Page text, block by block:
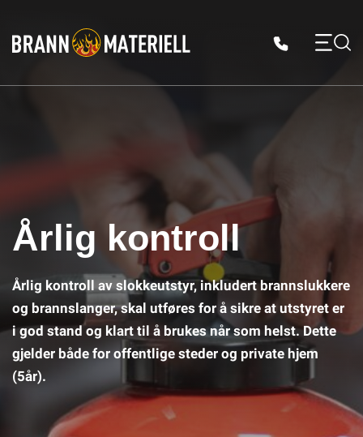
content
Årlig kontroll
Årlig kontroll av slokkeutstyr, inkludert brannslukkere
og brannslanger, skal utføres for å sikre at utstyret er
i god stand og klart til å brukes når som helst. Dette
gjelder både for offentlige steder og private hjem
(5år).